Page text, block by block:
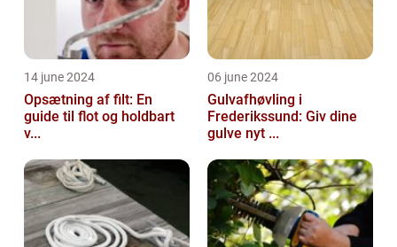
14 june 2024
Opsætning af filt: En
guide til flot og holdbart
v...
06 june 2024
Gulvafhøvling i
Frederikssund: Giv dine
gulve nyt ...